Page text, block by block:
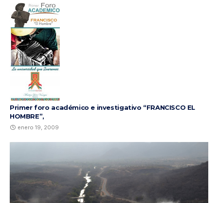
Primer foro académico e investigativo “FRANCISCO EL
HOMBRE”,
enero 19, 2009